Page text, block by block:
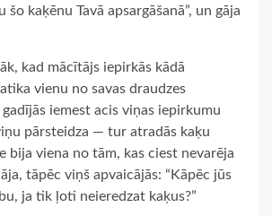
šo kaķēnu Tavā apsargāšanā”, un gāja
kad mācītājs iepirkās kādā
vienu no savas draudzes
gadījās iemest acis viņas iepirkumu
pārsteidza — tur atradās kaķu
bija viena no tām, kas ciest nevarēja
tāpēc viņš apvaicājās: “Kāpēc jūs
ja tik ļoti neieredzat kaķus?”